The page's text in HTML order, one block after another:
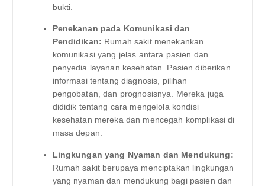
bukti.
Penekanan pada Komunikasi dan
Pendidikan: Rumah sakit menekankan
komunikasi yang jelas antara pasien dan
penyedia layanan kesehatan. Pasien diberikan
informasi tentang diagnosis, pilihan
pengobatan, dan prognosisnya. Mereka juga
dididik tentang cara mengelola kondisi
kesehatan mereka dan mencegah komplikasi di
masa depan.
Lingkungan yang Nyaman dan Mendukung:
Rumah sakit berupaya menciptakan lingkungan
yang nyaman dan mendukung bagi pasien dan